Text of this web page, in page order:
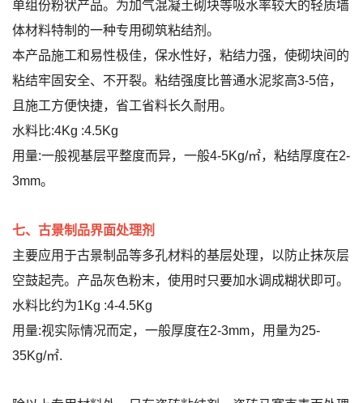
单组份粉状产品。为加气混凝土砌块等吸水率较大的轻质墙
体材料特制的一种专用砌筑粘结剂。
本产品施工和易性极佳，保水性好，粘结力强，使砌块间的
粘结牢固安全、不开裂。粘结强度比普通水泥浆高3-5倍，
且施工方便快捷，省工省料长久耐用。
水料比:4Kg :4.5Kg
用量:一般视基层平整度而异，一般4-5Kg/㎡，粘结厚度在2-
3mm。
七、古景制品界面处理剂
主要应用于古景制品等多孔材料的基层处理，以防止抹灰层
空鼓起壳。产品灰色粉末，使用时只要加水调成糊状即可。
水料比约为1Kg :4-4.5Kg
用量:视实际情况而定，一般厚度在2-3mm，用量为25-
35Kg/㎡.